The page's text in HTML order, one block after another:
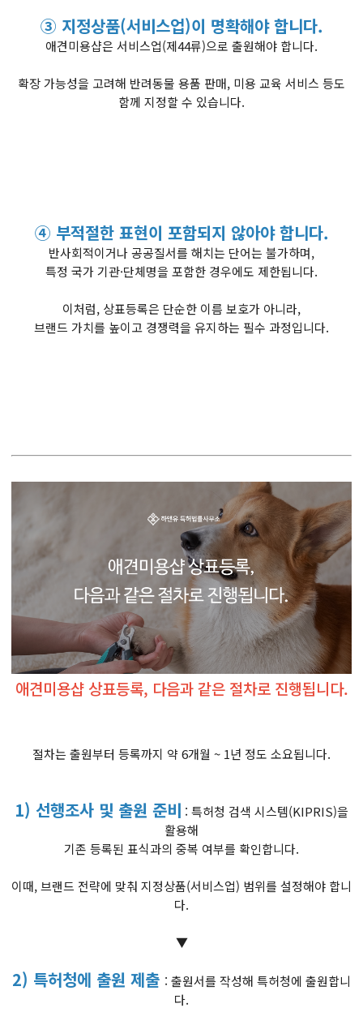
③ 지정상품(서비스업)이 명확해야 합니다.
애견미용샵은 서비스업(제44류)으로 출원해야 합니다.
확장 가능성을 고려해 반려동물 용품 판매, 미용 교육 서비스 등도
함께 지정할 수 있습니다.
④ 부적절한 표현이 포함되지 않아야 합니다.
반사회적이거나 공공질서를 해치는 단어는 불가하며,
특정 국가 기관·단체명을 포함한 경우에도 제한됩니다.
이처럼, 상표등록은 단순한 이름 보호가 아니라,
브랜드 가치를 높이고 경쟁력을 유지하는 필수 과정입니다.
애견미용샵 상표등록, 다음과 같은 절차로 진행됩니다.
절차는 출원부터 등록까지 약 6개월 ~ 1년 정도 소요됩니다.
1) 선행조사 및 출원 준비 : 특허청 검색 시스템(KIPRIS)을
활용해
기존 등록된 표식과의 중복 여부를 확인합니다.
이때, 브랜드 전략에 맞춰 지정상품(서비스업) 범위를 설정해야 합니
다.
▼
2) 특허청에 출원 제출 : 출원서를 작성해 특허청에 출원합니
다.